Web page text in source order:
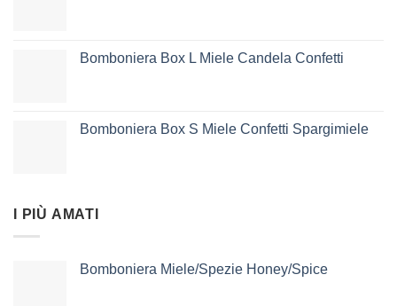
Bomboniera Box L Miele Candela Confetti
Bomboniera Box S Miele Confetti Spargimiele
I PIÙ AMATI
Bomboniera Miele/Spezie Honey/Spice